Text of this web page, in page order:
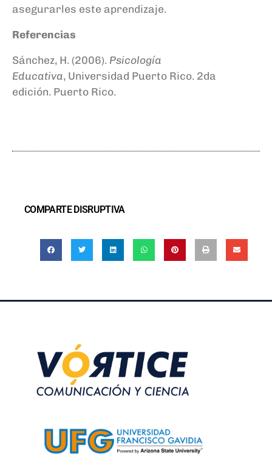
asegurarles este aprendizaje.
Referencias
Sánchez, H. (2006). Psicología
Educativa, Universidad Puerto Rico. 2da
edición. Puerto Rico.
COMPARTE DISRUPTIVA